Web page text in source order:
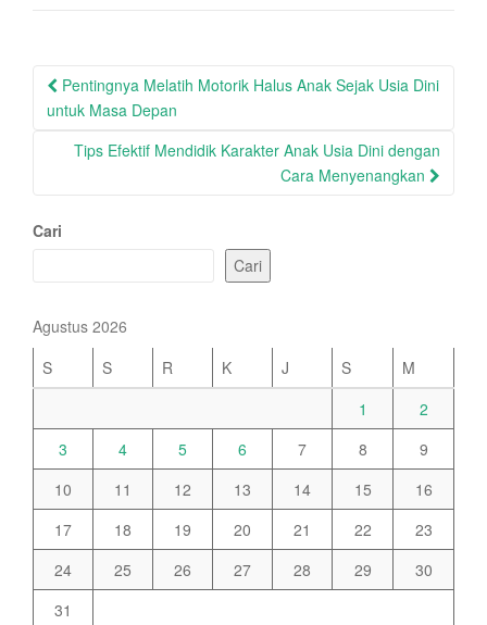
Post
navigation
Pentingnya Melatih Motorik Halus Anak Sejak Usia Dini
untuk Masa Depan
Tips Efektif Mendidik Karakter Anak Usia Dini dengan
Cara Menyenangkan
Cari
Cari
Agustus 2026
S
S R K J S
M
1
2
3
4 5 6 7 8
9
10
11 12 13 14 15
16
17
18 19 20 21 22
23
24
25 26 27 28 29
30
31